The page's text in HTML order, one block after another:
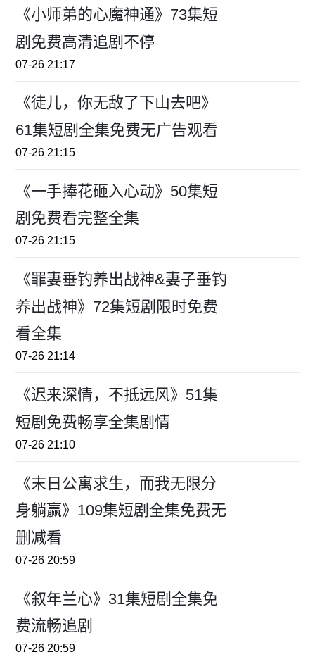
《小师弟的心魔神通》73集短
剧免费高清追剧不停
07-26 21:17
《徒儿，你无敌了下山去吧》
61集短剧全集免费无广告观看
07-26 21:15
《一手捧花砸入心动》50集短
剧免费看完整全集
07-26 21:15
《罪妻垂钓养出战神&妻子垂钓
养出战神》72集短剧限时免费
看全集
07-26 21:14
《迟来深情，不抵远风》51集
短剧免费畅享全集剧情
07-26 21:10
《末日公寓求生，而我无限分
身躺赢》109集短剧全集免费无
删减看
07-26 20:59
《叙年兰心》31集短剧全集免
费流畅追剧
07-26 20:59